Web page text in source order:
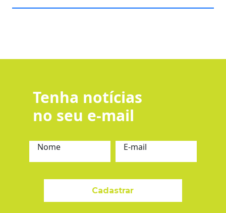
Tenha notícias
no seu e-mail
Nome E-mail
Cadastrar